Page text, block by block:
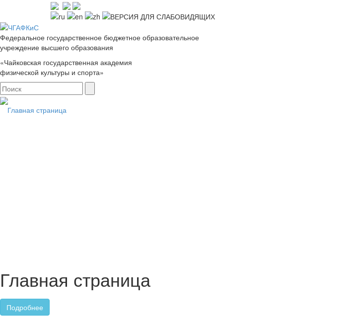
Федеральное государственное бюджетное образовательное
учреждение высшего образования
«Чайковская государственная академия
физической культуры и спорта»
Главная страница
Главная страница
Подробнее